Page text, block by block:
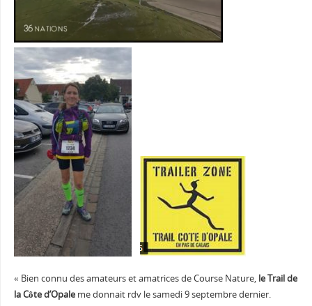
« Bien connu des amateurs et amatrices de Course Nature, le Trail de
la Côte d’Opaleme donnait rdv le samedi 9 septembre dernier.